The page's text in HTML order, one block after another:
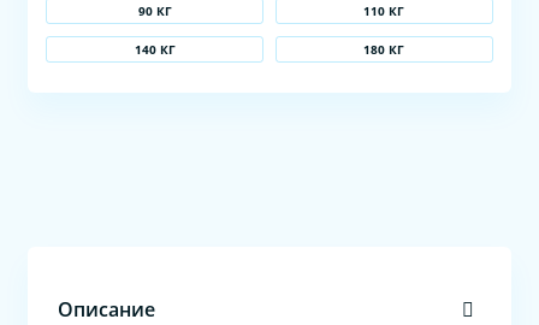
90 КГ 110 КГ
140 КГ 180 КГ
Описание